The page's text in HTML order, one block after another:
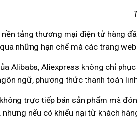
tảng thương mại điện tử hàng
những hạn chế mà các trang
Alibaba, Aliexpress không chỉ
ngữ, phương thức thanh toán
trực tiếp bán sản phẩm mà
nếu có khiếu nại từ khách